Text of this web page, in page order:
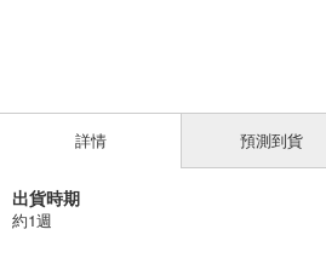
詳情
出貨時期
約1週
預測到貨